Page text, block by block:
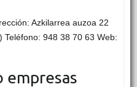
Azkilarrea auzoa 22
Teléfono: 948 38 70 63 Web:
empresas